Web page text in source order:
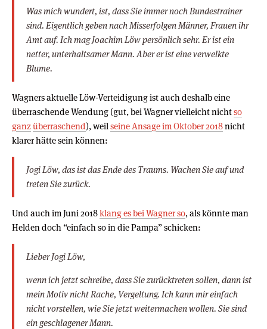
Was mich wundert, ist, dass Sie immer noch Bundestrainer
sind. Eigentlich geben nach Misserfolgen Männer, Frauen ihr
Amt auf. Ich mag Joachim Löw persönlich sehr. Er ist ein
netter, unterhaltsamer Mann. Aber er ist eine verwelkte
Blume.
Wagners aktuelle Löw-Verteidigung ist auch deshalb eine
überraschende Wendung (gut, bei Wagner vielleicht nichtso
ganzüberraschend), weil seine Ansage im Oktober 2018nicht
klarer hätte sein können:
Jogi Löw, das ist das Ende des Traums. Wachen Sie auf und
treten Sie zurück.
Und auch im Juni 2018klang es bei Wagner so, als könnte man
Helden doch “einfach so in die Pampa” schicken:
Lieber Jogi Löw,
wenn ich jetzt schreibe, dass Sie zurücktreten sollen, dann ist
mein Motiv nicht Rache, Vergeltung. Ich kann mir einfach
nicht vorstellen, wie Sie jetzt weitermachen wollen. Sie sind
ein geschlagener Mann.